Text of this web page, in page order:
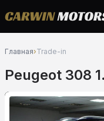
Главная›Trade-in
Peugeot 308